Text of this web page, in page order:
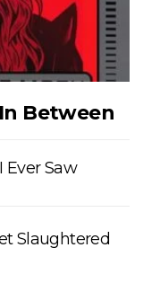
Between
Ever Saw
Slaughtered